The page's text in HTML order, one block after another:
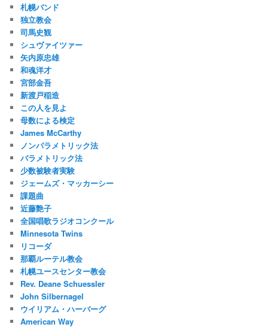
札幌バンド
独立教会
司馬史観
シュヴァイツァー
矢内原忠雄
和魂洋才
宮部金吾
新渡戸稲造
この人を見よ
母数による検定
James McCarthy
ノンパラメトリック法
パラメトリック法
少数被験者実験
ジェームズ・マッカーシー
課題曲
近藤艶子
全国唱歌ラジオコンクール
Minnesota Twins
リコーダ
那覇ルーテル教会
札幌ユースセンター教会
Rev. Deane Schuessler
John Silbernagel
ウイリアム・ハーバーグ
American Way